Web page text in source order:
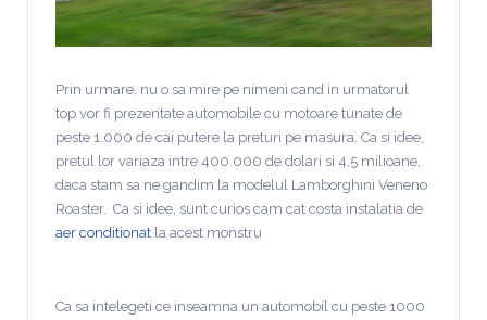
Prin urmare, nu o sa mire pe nimeni cand in urmatorul
top vor fi prezentate automobile cu motoare tunate de
peste 1.000 de cai putere la preturi pe masura. Ca si idee,
pretul lor variaza intre 400.000 de dolari si 4,5 milioane,
daca stam sa ne gandim la modelul Lamborghini Veneno
Roaster. Ca si idee, sunt curios cam cat costa instalatia de
aer conditionat la acest monstru
Ca sa intelegeti ce inseamna un automobil cu peste 1000